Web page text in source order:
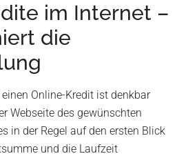
im Internet –
die
Online-Kredit ist denkbar
Webseite des gewünschten
in der Regel auf den ersten Blick
und die Laufzeit